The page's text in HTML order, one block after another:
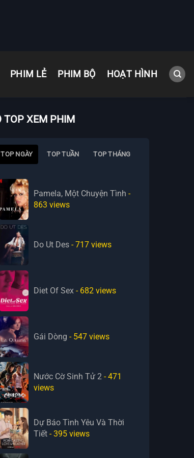
PHIM LẺ PHIM BỘ HOẠT HÌNH
TOP XEM PHIM
TOP NGÀY TOP TUẦN TOP THÁNG
Pamela, Một Chuyện Tình -
863 views
Do Ut Des - 717 views
Diet Of Sex - 682 views
Gái Dòng - 547 views
Nước Cờ Sinh Tử 2 - 471
views
Dự Báo Tình Yêu Và Thời
Tiết - 395 views